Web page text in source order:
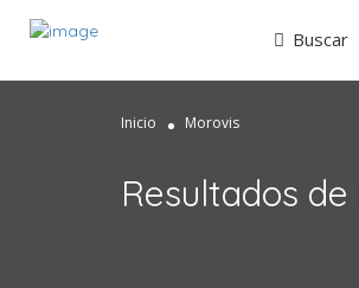
Buscar
Inicio Morovis
Resultados de